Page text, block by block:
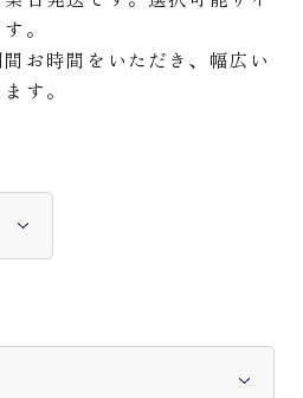
。
お時間をいただき、幅広い
す。